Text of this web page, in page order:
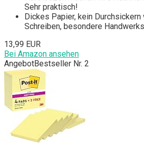
Sehr praktisch!
Dickes Papier, kein
Schreiben, besondere
13,99 EUR
Bei Amazon ansehen
AngebotBestseller Nr. 2